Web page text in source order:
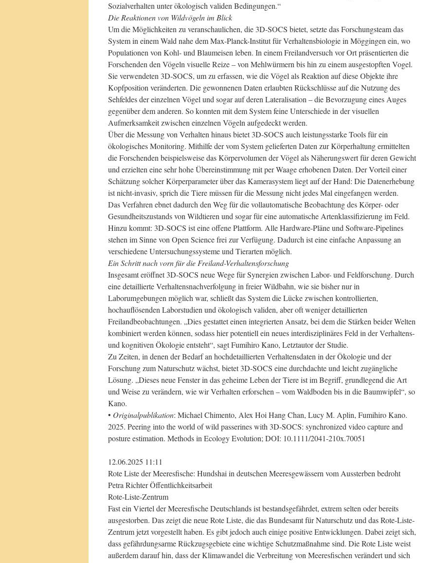
Sozialverhalten unter ökologisch validen Bedingungen.“
Die Reaktionen von Wildvögeln im Blick
Um die Möglichkeiten zu veranschaulichen, die 3D-SOCS bietet, setzte das Forschungsteam das
System in einem Wald nahe dem Max-Planck-Institut für Verhaltensbiologie in Möggingen ein, wo
Populationen von Kohl- und Blaumeisen leben. In einem Freilandversuch vor Ort präsentierten die
Forschenden den Vögeln visuelle Reize – von Mehlwürmern bis hin zu einem ausgestopften Vogel.
Sie verwendeten 3D-SOCS, um zu erfassen, wie die Vögel als Reaktion auf diese Objekte ihre
Kopfposition veränderten. Die gewonnenen Daten erlaubten Rückschlüsse auf die Nutzung des
Sehfeldes der einzelnen Vögel und sogar auf deren Lateralisation – die Bevorzugung eines Auges
gegenüber dem anderen. So konnten mit dem System feine Unterschiede in der visuellen
Aufmerksamkeit zwischen einzelnen Vögeln aufgedeckt werden.
Über die Messung von Verhalten hinaus bietet 3D-SOCS auch leistungsstarke Tools für ein
ökologisches Monitoring. Mithilfe der vom System gelieferten Daten zur Körperhaltung ermittelten
die Forschenden beispielsweise das Körpervolumen der Vögel als Näherungswert für deren Gewicht
und erzielten eine sehr hohe Übereinstimmung mit per Waage erhobenen Daten. Der Vorteil einer
Schätzung solcher Körperparameter über das Kamerasystem liegt auf der Hand: Die Datenerhebung
ist nicht-invasiv, sprich die Tiere müssen für die Messung nicht jedes Mal eingefangen werden.
Das Verfahren ebnet dadurch den Weg für die vollautomatische Beobachtung des Körper- oder
Gesundheitszustands von Wildtieren und sogar für eine automatische Artenklassifizierung im Feld.
Hinzu kommt: 3D-SOCS ist eine offene Plattform. Alle Hardware-Pläne und Software-Pipelines
stehen im Sinne von Open Science frei zur Verfügung. Dadurch ist eine einfache Anpassung an
verschiedene Untersuchungssysteme und Tierarten möglich.
Ein Schritt nach vorn für die Freiland-Verhaltensforschung
Insgesamt eröffnet 3D-SOCS neue Wege für Synergien zwischen Labor- und Feldforschung. Durch
eine detaillierte Verhaltensnachverfolgung in freier Wildbahn, wie sie bisher nur in
Laborumgebungen möglich war, schließt das System die Lücke zwischen kontrollierten,
hochauflösenden Laborstudien und ökologisch validen, aber oft weniger detaillierten
Freilandbeobachtungen. „Dies gestattet einen integrierten Ansatz, bei dem die Stärken beider Welten
kombiniert werden können, sodass hier potentiell ein neues interdisziplinäres Feld in der Verhaltens-
und kognitiven Ökologie entsteht“, sagt Fumihiro Kano, Letztautor der Studie.
Zu Zeiten, in denen der Bedarf an hochdetaillierten Verhaltensdaten in der Ökologie und der
Forschung zum Naturschutz wächst, bietet 3D-SOCS eine durchdachte und leicht zugängliche
Lösung. „Dieses neue Fenster in das geheime Leben der Tiere ist im Begriff, grundlegend die Art
und Weise zu verändern, wie wir Verhalten erforschen – vom Waldboden bis in die Baumwipfel“, so
Kano.
• Originalpublikation: Michael Chimento, Alex Hoi Hang Chan, Lucy M. Aplin, Fumihiro Kano.
2025. Peering into the world of wild passerines with 3D-SOCS: synchronized video capture and
posture estimation. Methods in Ecology Evolution; DOI: 10.1111/2041-210x.70051
12.06.2025 11:11
Rote Liste der Meeresfische: Hundshai in deutschen Meeresgewässern vom Aussterben bedroht
Petra Richter Öffentlichkeitsarbeit
Rote-Liste-Zentrum
Fast ein Viertel der Meeresfische Deutschlands ist bestandsgefährdet, extrem selten oder bereits
ausgestorben. Das zeigt die neue Rote Liste, die das Bundesamt für Naturschutz und das Rote-Liste-
Zentrum jetzt vorgestellt haben. Es gibt jedoch auch einige positive Entwicklungen. Dabei zeigt sich,
dass gefährdungsarme Rückzugsgebiete eine wichtige Schutzmaßnahme sind. Die Rote Liste weist
außerdem darauf hin, dass der Klimawandel die Verbreitung von Meeresfischen verändert und sich